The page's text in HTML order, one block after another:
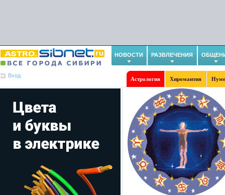
НОВОСТИ РАЗВЛЕЧЕНИЯ
Вход
Астрология Хиромантия